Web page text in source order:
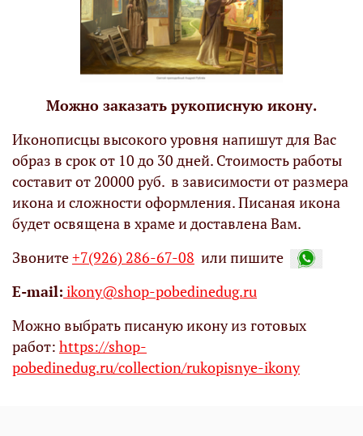
Можно заказать рукописную икону.
Иконописцы высокого уровня напишут для Вас
образ в срок от 10 до 30 дней. Стоимость работы
составит от 20000 руб. в зависимости от размера
икона и сложности оформления. Писаная икона
будет освящена в храме и доставлена Вам.
Звоните+7(926) 286-67-08 или пишите
Е-mail: ikony@shop-pobedinedug.ru
Можно выбрать писаную икону из готовых
работ: https://shop-
pobedinedug.ru/collection/rukopisnye-ikony